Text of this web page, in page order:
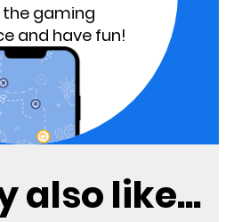
the gaming
and have fun!
also like...